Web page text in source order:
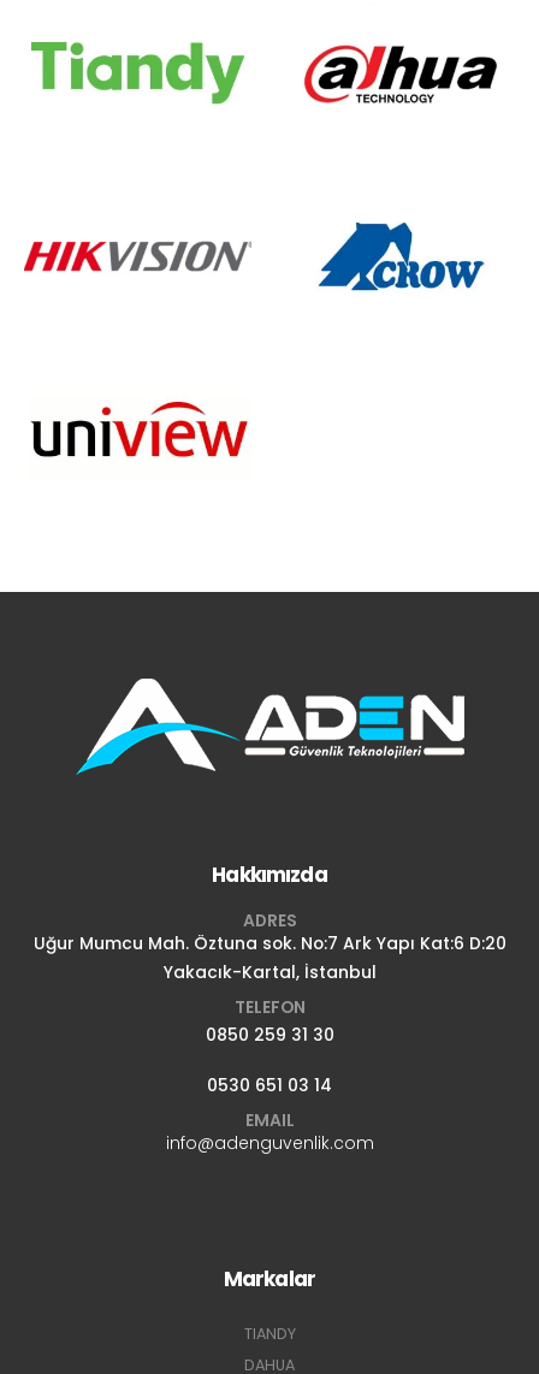
Hakkımızda
ADRES
Uğur Mumcu Mah. Öztuna sok. No:7 Ark Yapı Kat:6 D:20
Yakacık-Kartal, İstanbul
TELEFON
0850 259 31 30
0530 651 03 14
EMAIL
info@adenguvenlik.com
Markalar
TIANDY
DAHUA